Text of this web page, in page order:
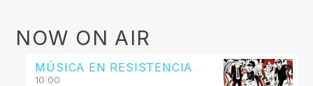
NOW ON AIR
MÚSICA EN RESISTENCIA
10:00